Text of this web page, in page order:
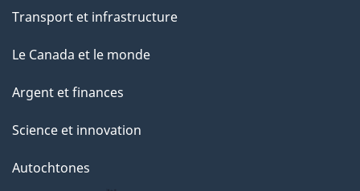
Transport et infrastructure
Le Canada et le monde
Argent et finances
Science et innovation
Autochtones